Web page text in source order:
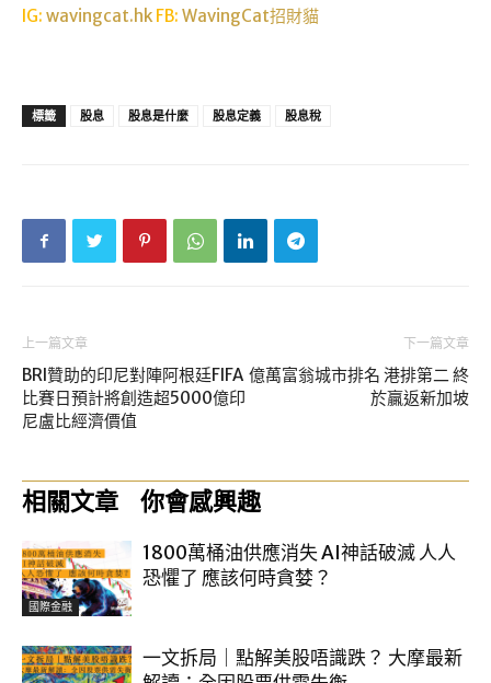
IG: wavingcat.hk FB: WavingCat招財貓
標籤 股息 股息是什麼 股息定義 股息稅
上一篇文章
BRI贊助的印尼對陣阿根廷FIFA
比賽日預計將創造超5000億印
尼盧比經濟價值
下一篇文章
億萬富翁城市排名 港排第二 終
於贏返新加坡
相關文章 你會感興趣
國際金融
1800萬桶油供應消失 AI神話破滅 人人
恐懼了 應該何時貪婪？
一文拆局｜點解美股唔識跌？ 大摩最新